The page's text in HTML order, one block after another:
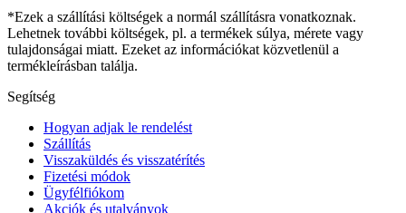
*Ezek a szállítási költségek a normál szállításra vonatkoznak.
Lehetnek további költségek, pl. a termékek súlya, mérete vagy
tulajdonságai miatt. Ezeket az információkat közvetlenül a
termékleírásban találja.
Segítség
Hogyan adjak le rendelést
Szállítás
Visszaküldés és visszatérítés
Fizetési módok
Ügyfélfiókom
Akciók és utalványok